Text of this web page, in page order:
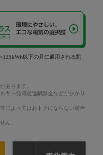
以下の月に適用される割
あります。
ギー発電促進賦課金などがかかり
によってはおトクにならない場合
ん。